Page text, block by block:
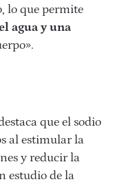
lo que permite
agua y una
que el sodio
al estimular la
y reducir la
estudio de la